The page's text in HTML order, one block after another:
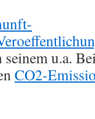
u.a.
CO2-